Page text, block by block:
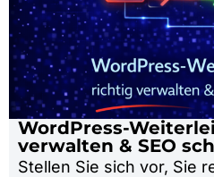
WordPress-
verwalten & SEO
Stellen Sie sich vor, Sie